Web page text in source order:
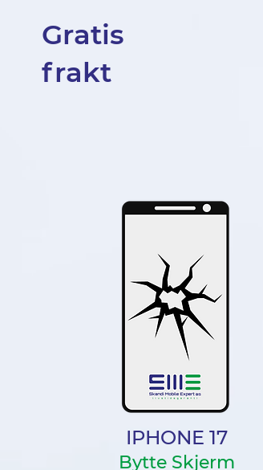
Gratis
frakt
IPHONE 17
Bytte Skjerm